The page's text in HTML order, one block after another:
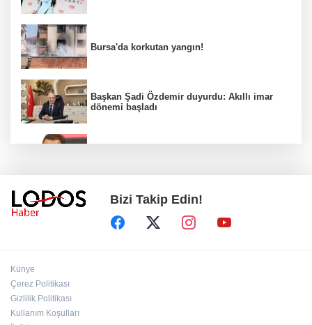
Bursa'da korkutan yangın!
Başkan Şadi Özdemir duyurdu: Akıllı imar
dönemi başladı
Bakan Gürlek duyurdu: İki çocuk cinayeti
aydınlatıldı!
Bizi Takip Edin!
Künye
Çerez Politikası
Gizlilik Politikası
Kullanım Koşulları